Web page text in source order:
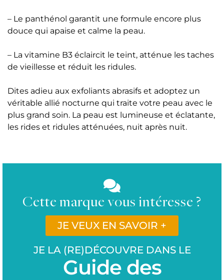
– Le panthénol garantit une formule encore plus
douce qui apaise et calme la peau.
– La vitamine B3 éclaircit le teint, atténue les taches
de vieillesse et réduit les ridules.
Dites adieu aux exfoliants abrasifs et adoptez un
véritable allié nocturne qui traite votre peau avec le
plus grand soin. La peau est lumineuse et éclatante,
les rides et ridules atténuées, nuit après nuit.
Cette marque vous intéresse ?
JE VEUX EN SAVOIR +
JE LA (RE)DÉCOUVRE DANS LE
Guide des